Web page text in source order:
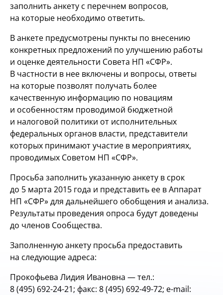
заполнить анкету с перечнем вопросов,
на которые необходимо ответить.
В анкете предусмотрены пункты по внесению
конкретных предложений по улучшению работы
и оценке деятельности Совета НП «СФР».
В частности в нее включены и вопросы, ответы
на которые позволят получать более
качественную информацию по новациям
и особенностям проводимой бюджетной
и налоговой политики от исполнительных
федеральных органов власти, представители
которых принимают участие в мероприятиях,
проводимых Советом НП «СФР».
Просьба заполнить указанную анкету в срок
до 5 марта 2015 года и представить ее в Аппарат
НП «СФР» для дальнейшего обобщения и анализа.
Результаты проведения опроса будут доведены
до членов Сообщества.
Заполненную анкету просьба предоставить
на следующие адреса:
Прокофьева Лидия Ивановна — тел.:
8 (495) 692-24-21; факс: 8 (495) 692-49-72; e-mail: